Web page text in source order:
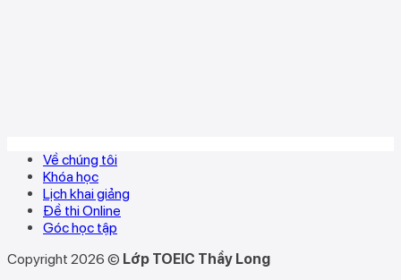
Về chúng tôi
Khóa học
Lịch khai giảng
Đề thi Online
Góc học tập
Copyright 2026 © Lớp TOEIC Thầy Long